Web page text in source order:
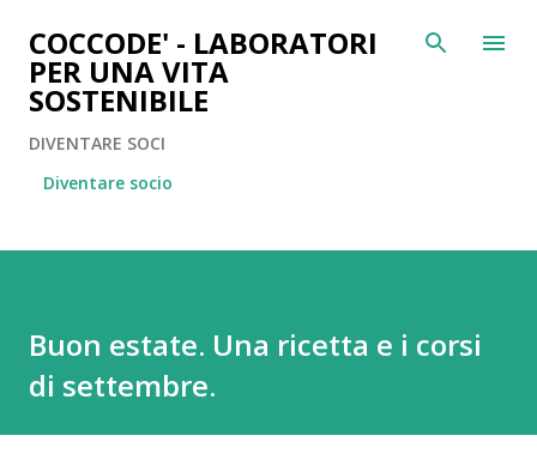
Passa ai contenuti principali
COCCODE' - LABORATORI
PER UNA VITA
SOSTENIBILE
DIVENTARE SOCI
Diventare socio
Buon estate. Una ricetta e i corsi
di settembre.